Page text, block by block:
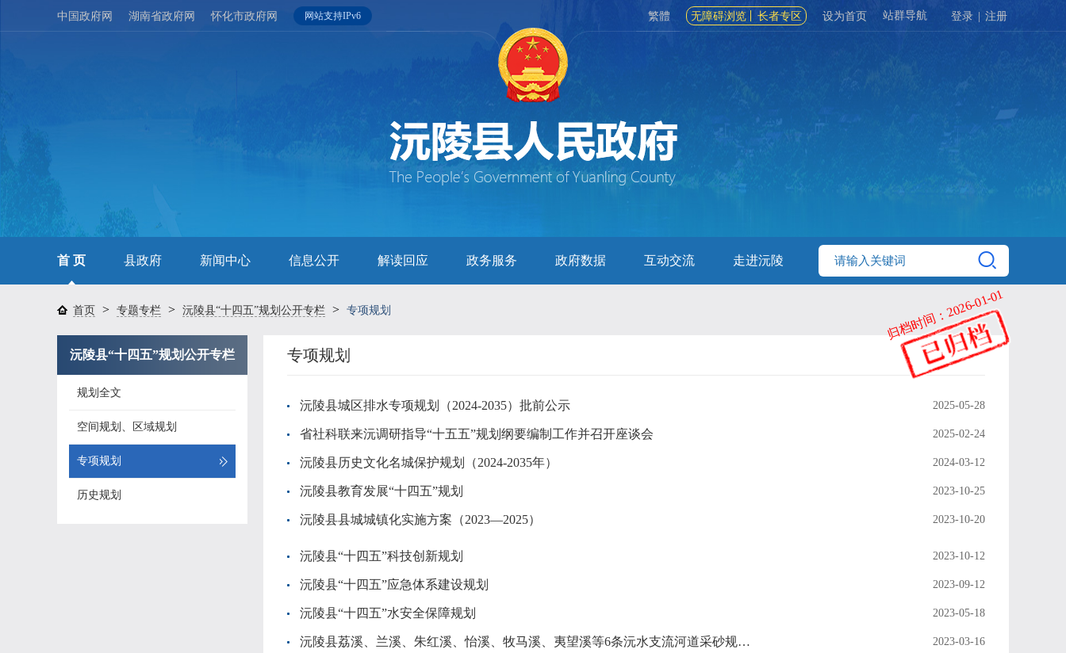
中国政府网 湖南省政府网 怀化市政府网 网站支持IPv6 繁體 无障碍浏览 长者专区 设为首页 站群导航 登录 注册
首 页 县政府 新闻中心 信息公开 解读回应 政务服务 政府数据 互动交流 走进沅陵
首页 > 专题专栏 > 沅陵县“十四五”规划公开专栏 > 专项规划
沅陵县“十四五”规划公开专栏
规划全文
空间规划、区域规划
专项规划
历史规划
专项规划
沅陵县城区排水专项规划（2024-2035）批前公示 2025-05-28
省社科联来沅调研指导“十五五”规划纲要编制工作并召开座谈会 2025-02-24
沅陵县历史文化名城保护规划（2024-2035年） 2024-03-12
沅陵县教育发展“十四五”规划 2023-10-25
沅陵县县城城镇化实施方案（2023—2025） 2023-10-20
沅陵县“十四五”科技创新规划 2023-10-12
沅陵县“十四五”应急体系建设规划 2023-09-12
沅陵县“十四五”水安全保障规划 2023-05-18
沅陵县荔溪、兰溪、朱红溪、怡溪、牧马溪、夷望溪等6条沅水支流河道采砂规划（2023～2027年） 2023-03-16
归档时间：2026-01-01